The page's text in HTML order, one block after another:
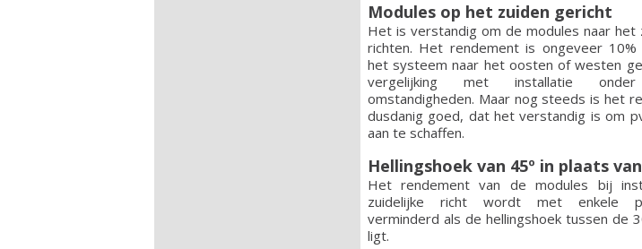
Modules op het zuiden gericht
Het is verstandig om de modules naar het
richten. Het rendement is ongeveer 10%
het systeem naar het oosten of westen
vergelijking met installatie
omstandigheden. Maar nog steeds is het
dusdanig goed, dat het verstandig is om
aan te schaffen.
Hellingshoek van 45º in plaats van
Het rendement van de modules bij
zuidelijke richt wordt met enkele
verminderd als de hellingshoek tussen de
ligt.